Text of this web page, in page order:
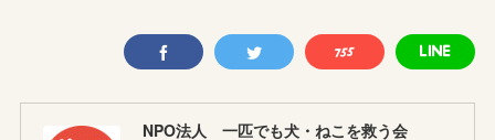
NPO法人 一匹でも犬・ねこを救う会